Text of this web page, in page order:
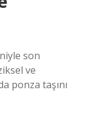
son
ve
ponza taşını